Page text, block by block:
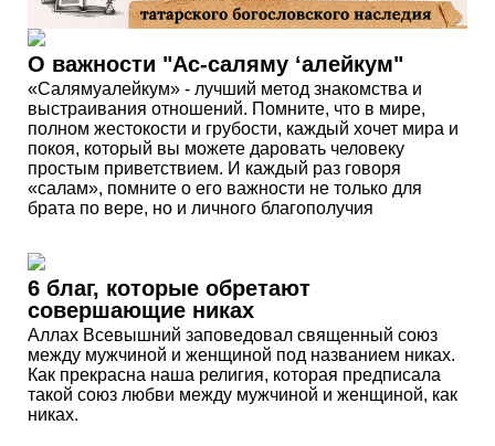
О важности "Ас-саляму ‘алейкум"
«Салямуалейкум» - лучший метод знакомства и
выстраивания отношений. Помните, что в мире,
полном жестокости и грубости, каждый хочет мира и
покоя, который вы можете даровать человеку
простым приветствием. И каждый раз говоря
«салам», помните о его важности не только для
брата по вере, но и личного благополучия
6 благ, которые обретают
совершающие никах
Аллах Всевышний заповедовал священный союз
между мужчиной и женщиной под названием никах.
Как прекрасна наша религия, которая предписала
такой союз любви между мужчиной и женщиной, как
никах.